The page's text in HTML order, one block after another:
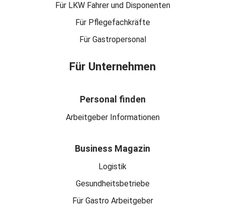
Für LKW Fahrer und Disponenten
Für Pflegefachkräfte
Für Gastropersonal
Für Unternehmen
Personal finden
Arbeitgeber Informationen
Business Magazin
Logistik
Gesundheitsbetriebe
Für Gastro Arbeitgeber